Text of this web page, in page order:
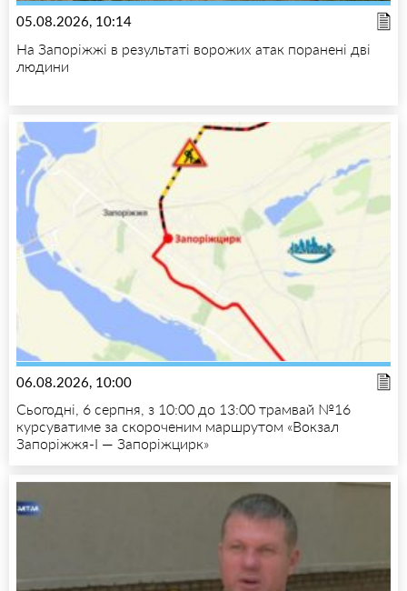
05.08.2026, 10:14
На Запоріжжі в результаті ворожих атак поранені дві
людини
06.08.2026, 10:00
Сьогодні, 6 серпня, з 10:00 до 13:00 трамвай №16
курсуватиме за скороченим маршрутом «Вокзал
Запоріжжя-I — Запоріжцирк»